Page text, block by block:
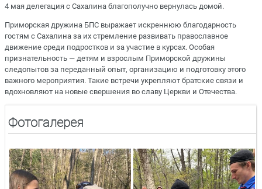
4 мая делегация с Сахалина благополучно вернулась домой.
Приморская дружина БПС выражает искреннюю благодарность
гостям с Сахалина за их стремление развивать православное
движение среди подростков и за участие в курсах. Особая
признательность — детям и взрослым Приморской дружины
следопытов за переданный опыт, организацию и подготовку этого
важного мероприятия. Такие встречи укрепляют братские связи и
вдохновляют на новые свершения во славу Церкви и Отечества.
Фотогалерея